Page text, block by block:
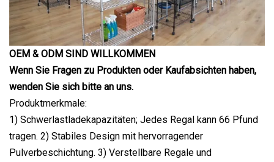
OEM & ODM SIND WILLKOMMEN
Wenn Sie Fragen zu Produkten oder Kaufabsichten haben,
wenden Sie sich bitte an uns.
Produktmerkmale:
1) Schwerlastladekapazitäten; Jedes Regal kann 66 Pfund
tragen. 2) Stabiles Design mit hervorragender
Pulverbeschichtung. 3) Verstellbare Regale und